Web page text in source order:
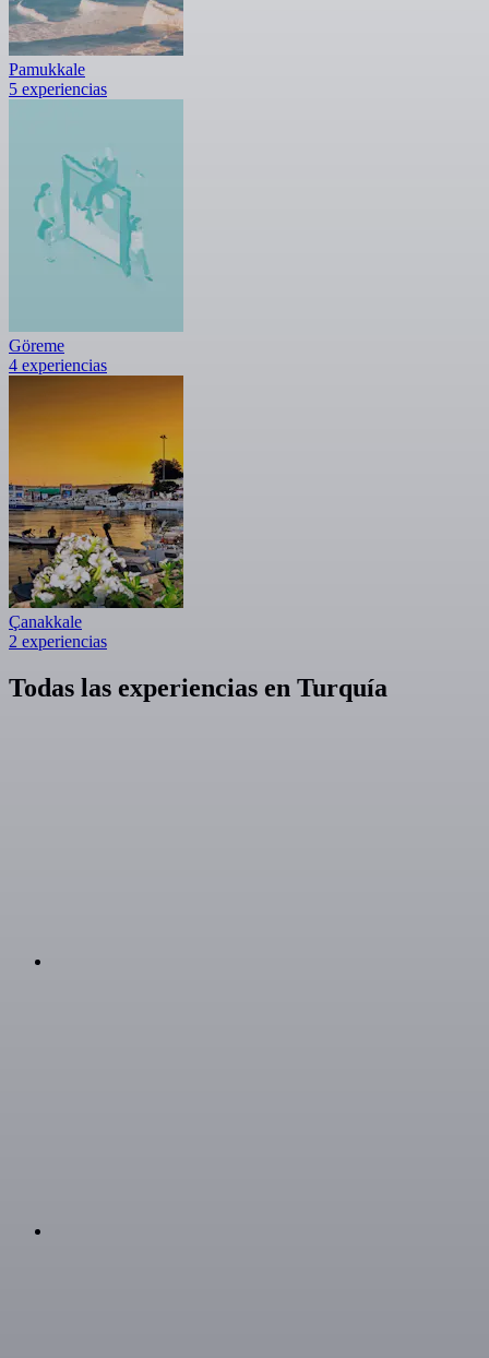
Pamukkale
5 experiencias
Göreme
4 experiencias
Çanakkale
2 experiencias
Todas las experiencias en Turquía